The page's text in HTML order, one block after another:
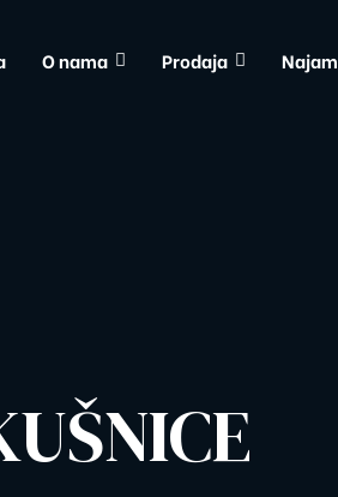
O nama Prodaja Najam